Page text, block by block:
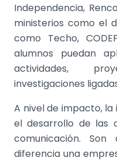
Independencia,
ministerios como el
como Techo,
alumnos puedan
actividades,
investigaciones
A nivel de impacto,
el desarrollo de las
comunicación.
diferencia una